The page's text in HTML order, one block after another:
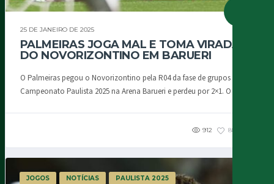
25 DE JANEIRO DE 2025
PALMEIRAS JOGA MAL E TOMA VIRADA
DO NOVORIZONTINO EM BARUERI
O Palmeiras pegou o Novorizontino pela R04 da fase de grupos do
Campeonato Paulista 2025 na Arena Barueri e perdeu por 2×1. O time...
912 88
JOGOS NOTÍCIAS PAULISTA 2025